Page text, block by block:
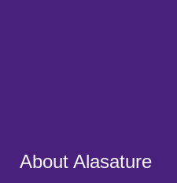
About Alasature